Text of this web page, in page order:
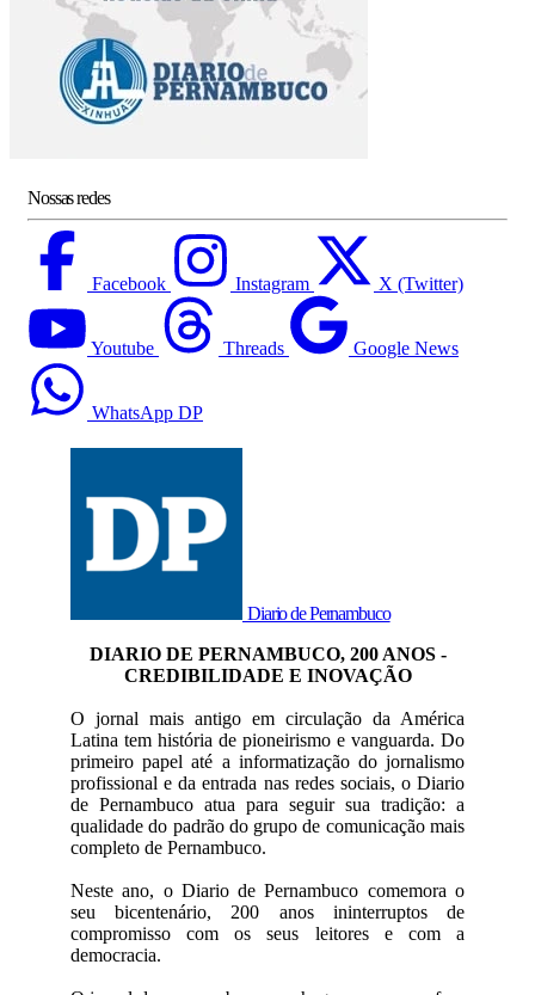
Nossas redes
Facebook Instagram X (Twitter)
Youtube Threads Google News
WhatsApp DP
Diario de Pernambuco
DIARIO DE PERNAMBUCO, 200 ANOS -
CREDIBILIDADE E INOVAÇÃO
O jornal mais antigo em circulação da América
Latina tem história de pioneirismo e vanguarda. Do
primeiro papel até a informatização do jornalismo
profissional e da entrada nas redes sociais, o Diario
de Pernambuco atua para seguir sua tradição: a
qualidade do padrão do grupo de comunicação mais
completo de Pernambuco.
Neste ano, o Diario de Pernambuco comemora o
seu bicentenário, 200 anos ininterruptos de
compromisso com os seus leitores e com a
democracia.